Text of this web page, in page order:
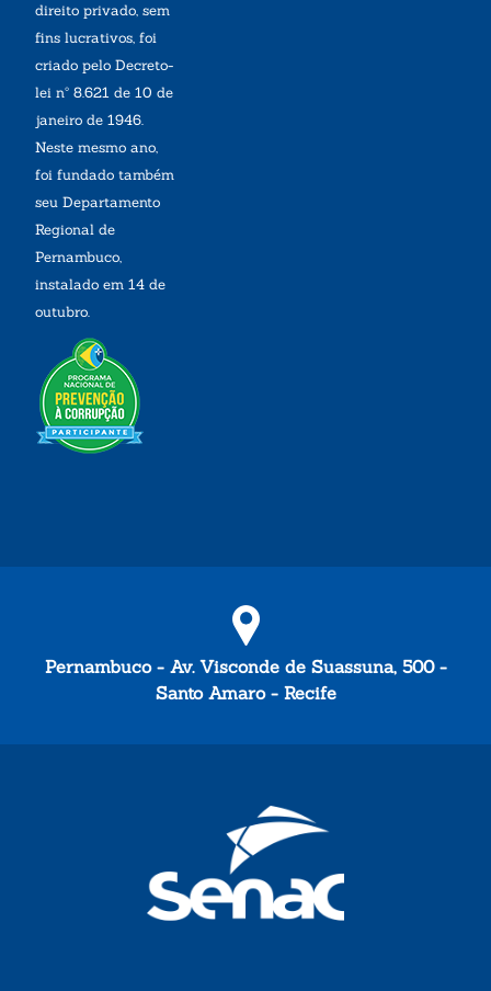
direito privado, sem
fins lucrativos, foi
criado pelo Decreto-
lei nº 8.621 de 10 de
janeiro de 1946.
Neste mesmo ano,
foi fundado também
seu Departamento
Regional de
Pernambuco,
instalado em 14 de
outubro.
Pernambuco - Av. Visconde de Suassuna, 500 -
Santo Amaro - Recife